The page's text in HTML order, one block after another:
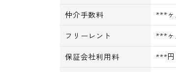
仲介手数料 ***ヶ
フリーレント ***ヶ
保証会社利用料 ***円